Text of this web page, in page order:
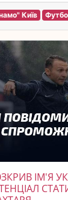
Київ
ІМ'Я